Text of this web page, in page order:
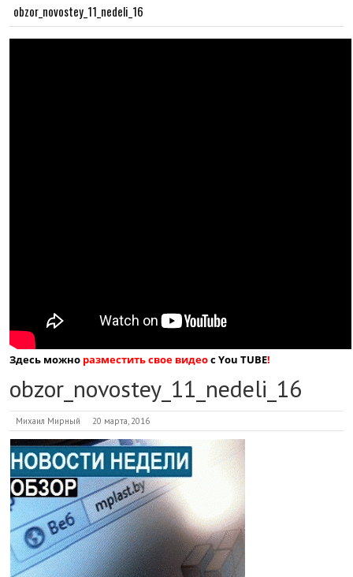
obzor_novostey_11_nedeli_16
Здесь можно разместить свое видеос You TUBE!
obzor_novostey_11_nedeli_16
Михаил Мирный 20 марта, 2016